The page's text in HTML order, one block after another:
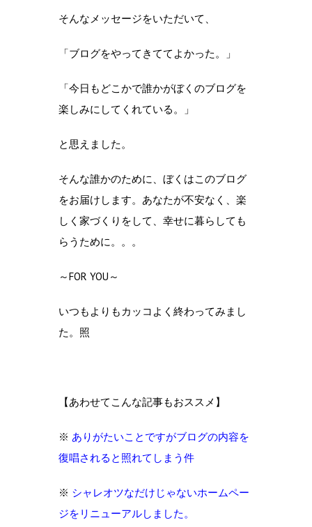
そんなメッセージをいただいて、
「ブログをやってきててよかった。」
「今日もどこかで誰かがぼくのブログを
楽しみにしてくれている。」
と思えました。
そんな誰かのために、ぼくはこのブログ
をお届けします。あなたが不安なく、楽
しく家づくりをして、幸せに暮らしても
らうために。。。
～FOR YOU～
いつもよりもカッコよく終わってみまし
た。照
【あわせてこんな記事もおススメ】
※ ありがたいことですがブログの内容を
復唱されると照れてしまう件
※ シャレオツなだけじゃないホームペー
ジをリニューアルしました。